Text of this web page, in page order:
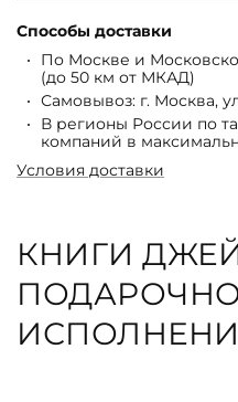
Способы доставки
По Москве и
(до 50 км от МКАД)
Самовывоз: г. Москва,
В регионы России по
компаний в
Условия доставки
КНИГИ